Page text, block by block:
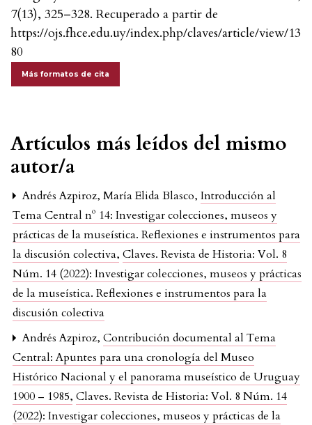
7(13), 325–328. Recuperado a partir de
https://ojs.fhce.edu.uy/index.php/claves/article/view/13
80
Más formatos de cita
Artículos más leídos del mismo
autor/a
Andrés Azpiroz, María Elida Blasco, Introducción al
Tema Central nº 14: Investigar colecciones, museos y
prácticas de la museística. Reflexiones e instrumentos para
la discusión colectiva, Claves. Revista de Historia: Vol. 8
Núm. 14 (2022): Investigar colecciones, museos y prácticas
de la museística. Reflexiones e instrumentos para la
discusión colectiva
Andrés Azpiroz, Contribución documental al Tema
Central: Apuntes para una cronología del Museo
Histórico Nacional y el panorama museístico de Uruguay
1900 – 1985, Claves. Revista de Historia: Vol. 8 Núm. 14
(2022): Investigar colecciones, museos y prácticas de la